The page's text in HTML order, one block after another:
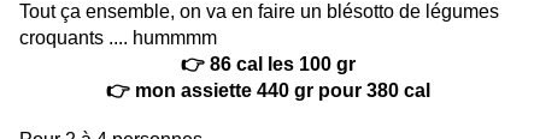
Tout ça ensemble, on va en faire un blésotto de légumes
croquants .... hummmm
👉 86 cal les 100 gr
👉 mon assiette 440 gr pour 380 cal